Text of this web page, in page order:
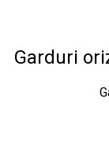
Garduri